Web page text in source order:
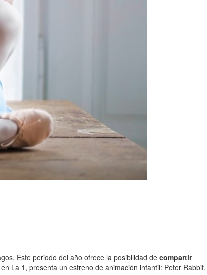
Este periodo del año ofrece la posibilidad de compartir
La 1, presenta un estreno de animación infantil: Peter Rabbit.